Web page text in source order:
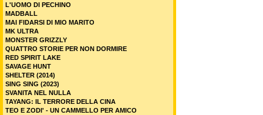
L'UOMO DI PECHINO
MADBALL
MAI FIDARSI DI MIO MARITO
MK ULTRA
MONSTER GRIZZLY
QUATTRO STORIE PER NON DORMIRE
RED SPIRIT LAKE
SAVAGE HUNT
SHELTER (2014)
SING SING (2023)
SVANITA NEL NULLA
TAYANG: IL TERRORE DELLA CINA
TEO E ZODI' - UN CAMMELLO PER AMICO